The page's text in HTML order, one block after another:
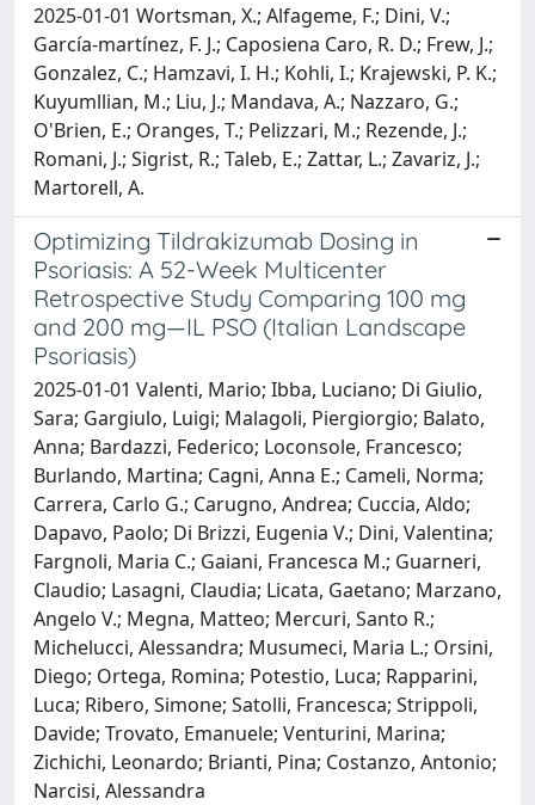
2025-01-01 Wortsman, X.; Alfageme, F.; Dini, V.;
García‐martínez, F. J.; Caposiena Caro, R. D.; Frew, J.;
Gonzalez, C.; Hamzavi, I. H.; Kohli, I.; Krajewski, P. K.;
Kuyumllian, M.; Liu, J.; Mandava, A.; Nazzaro, G.;
O'Brien, E.; Oranges, T.; Pelizzari, M.; Rezende, J.;
Romani, J.; Sigrist, R.; Taleb, E.; Zattar, L.; Zavariz, J.;
Martorell, A.
Optimizing Tildrakizumab Dosing in
Psoriasis: A 52-Week Multicenter
Retrospective Study Comparing 100 mg
and 200 mg—IL PSO (Italian Landscape
Psoriasis)
2025-01-01 Valenti, Mario; Ibba, Luciano; Di Giulio,
Sara; Gargiulo, Luigi; Malagoli, Piergiorgio; Balato,
Anna; Bardazzi, Federico; Loconsole, Francesco;
Burlando, Martina; Cagni, Anna E.; Cameli, Norma;
Carrera, Carlo G.; Carugno, Andrea; Cuccia, Aldo;
Dapavo, Paolo; Di Brizzi, Eugenia V.; Dini, Valentina;
Fargnoli, Maria C.; Gaiani, Francesca M.; Guarneri,
Claudio; Lasagni, Claudia; Licata, Gaetano; Marzano,
Angelo V.; Megna, Matteo; Mercuri, Santo R.;
Michelucci, Alessandra; Musumeci, Maria L.; Orsini,
Diego; Ortega, Romina; Potestio, Luca; Rapparini,
Luca; Ribero, Simone; Satolli, Francesca; Strippoli,
Davide; Trovato, Emanuele; Venturini, Marina;
Zichichi, Leonardo; Brianti, Pina; Costanzo, Antonio;
Narcisi, Alessandra